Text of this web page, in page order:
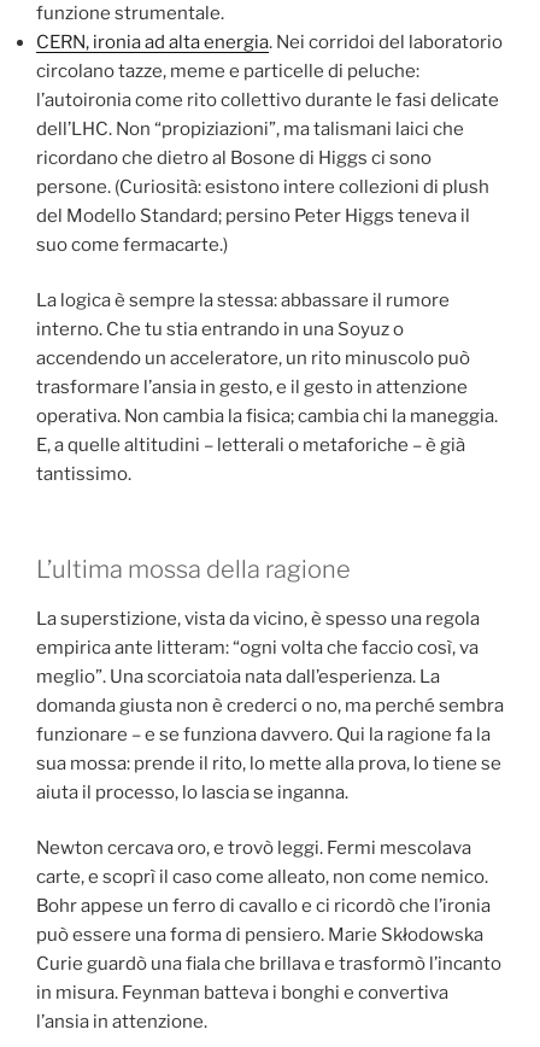
funzione strumentale.
CERN, ironia ad alta energia. Nei corridoi del laboratorio
circolano tazze, meme e particelle di peluche:
l’autoironia come rito collettivo durante le fasi delicate
dell’LHC. Non “propiziazioni”, ma talismani laici che
ricordano che dietro al Bosone di Higgs ci sono
persone. (Curiosità: esistono intere collezioni di plush
del Modello Standard; persino Peter Higgs teneva il
suo come fermacarte.)
La logica è sempre la stessa: abbassare il rumore
interno. Che tu stia entrando in una Soyuz o
accendendo un acceleratore, un rito minuscolo può
trasformare l’ansia in gesto, e il gesto in attenzione
operativa. Non cambia la fisica; cambia chi la maneggia.
E, a quelle altitudini – letterali o metaforiche – è già
tantissimo.
L’ultima mossa della ragione
La superstizione, vista da vicino, è spesso una regola
empirica ante litteram: “ogni volta che faccio così, va
meglio”. Una scorciatoia nata dall’esperienza. La
domanda giusta non è crederci o no, ma perché sembra
funzionare – e se funziona davvero. Qui la ragione fa la
sua mossa: prende il rito, lo mette alla prova, lo tiene se
aiuta il processo, lo lascia se inganna.
Newton cercava oro, e trovò leggi. Fermi mescolava
carte, e scoprì il caso come alleato, non come nemico.
Bohr appese un ferro di cavallo e ci ricordò che l’ironia
può essere una forma di pensiero. Marie Skłodowska
Curie guardò una fiala che brillava e trasformò l’incanto
in misura. Feynman batteva i bonghi e convertiva
l’ansia in attenzione.